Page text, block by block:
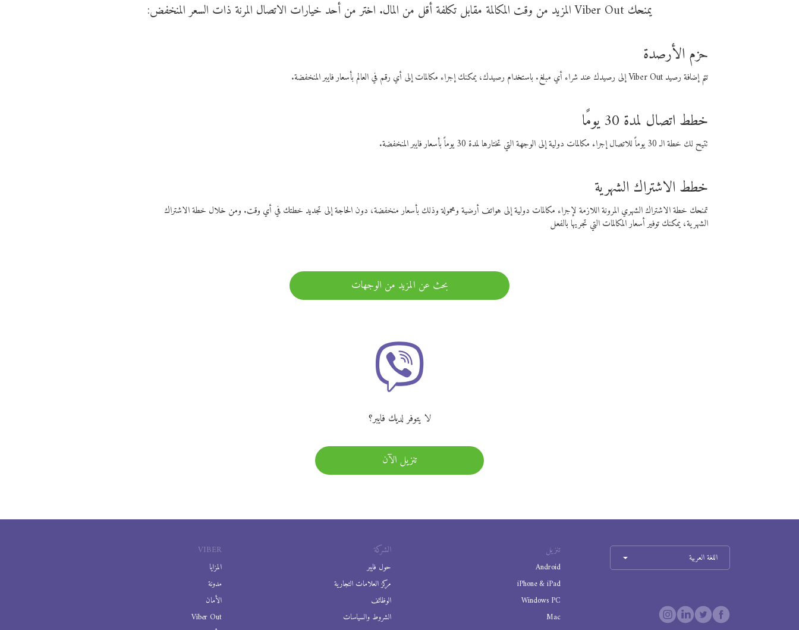
يمنحك Viber Out المزيد من وقت المكالمة مقابل تكلفة أقل من المال. اختر من أحد خيارات الاتصال المرنة ذات السعر المنخفض:
حزم الأرصدة
تتم إضافة رصيد Viber Out إلى رصيدك عند شراء أي مبلغ. باستخدام رصيدك، يمكنك إجراء مكالمات إلى أي رقم في العالم بأسعار فايبر المنخفضة.
خطط اتصال لمدة 30 يومًا
تتيح لك خطة الـ 30 يوماً للاتصال إجراء مكالمات دولية إلى الوجهة التي تختارها لمدة 30 يوماً بأسعار فايبر المنخفضة.
خطط الاشتراك الشهرية
تمنحك خطة الاشتراك الشهري المرونة اللازمة لإجراء مكالمات دولية إلى هواتف أرضية ومحمولة وذلك بأسعار منخفضة، دون الحاجة إلى تجديد خطتك في أي وقت. ومن خلال خطة الاشتراك
الشهرية، يمكنك توفير أسعار المكالمات التي تجريها بالفعل
بحث عن المزيد من الوجهات
لا يتوفر لديك فايبر؟
تنزيل الآن
VIBER
المزايا
مدونة
الأمان
Viber Out
الشركة
حول فايبر
مركز العلامات التجارية
الوظائف
الشروط والسياسات
تنزيل
Android
iPhone & iPad
Windows PC
Mac
اللغة العربية